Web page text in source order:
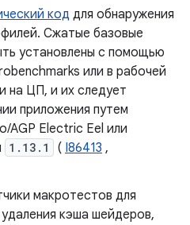
код для обнаружения
Сжатые базовые
установлены с помощью
или в рабочей
на ЦП, и их следует
приложения путем
AGP Electric Eel или
1.13.1 ( I86413 ,
макротестов для
кэша шейдеров,